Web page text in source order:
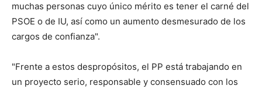
muchas personas cuyo único mérito es tener el carné del
PSOE o de IU, así como un aumento desmesurado de los
cargos de confianza".
"Frente a estos despropósitos, el PP está trabajando en
un proyecto serio, responsable y consensuado con los